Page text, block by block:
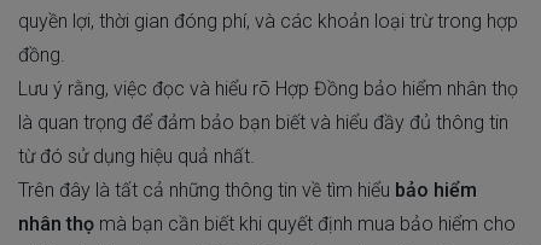
quyền lợi, thời gian đóng phí, và các khoản loại trừ trong hợp
đồng.
Lưu ý rằng, việc đọc và hiểu rõ Hợp Đồng bảo hiểm nhân thọ
là quan trọng để đảm bảo bạn biết và hiểu đầy đủ thông tin
từ đó sử dụng hiệu quả nhất.
Trên đây là tất cả những thông tin về tìm hiểu bảo hiểm
nhân thọ mà bạn cần biết khi quyết định mua bảo hiểm cho